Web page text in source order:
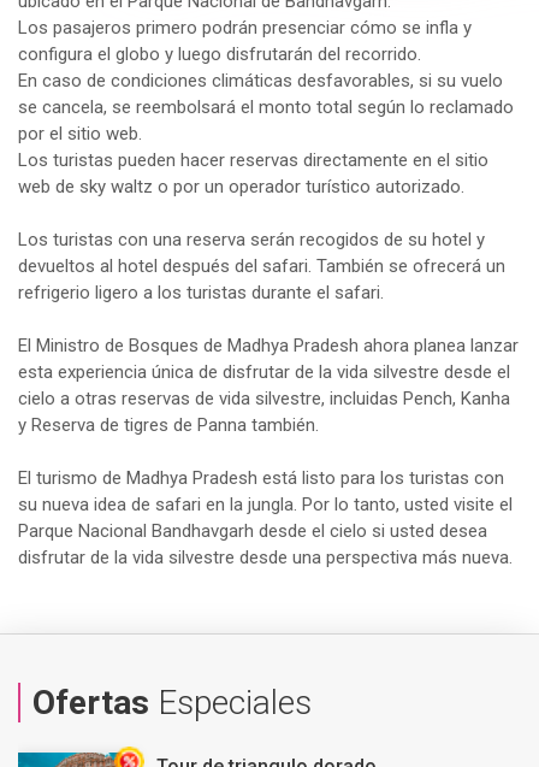
Los pasajeros primero podrán presenciar cómo se infla y
configura el globo y luego disfrutarán del recorrido.
En caso de condiciones climáticas desfavorables, si su vuelo
se cancela, se reembolsará el monto total según lo reclamado
por el sitio web.
Los turistas pueden hacer reservas directamente en el sitio
web de sky waltz o por un operador turístico autorizado.
Los turistas con una reserva serán recogidos de su hotel y
devueltos al hotel después del safari. También se ofrecerá un
refrigerio ligero a los turistas durante el safari.
El Ministro de Bosques de Madhya Pradesh ahora planea lanzar
esta experiencia única de disfrutar de la vida silvestre desde el
cielo a otras reservas de vida silvestre, incluidas Pench, Kanha
y Reserva de tigres de Panna también.
El turismo de Madhya Pradesh está listo para los turistas con
su nueva idea de safari en la jungla. Por lo tanto, usted visite el
Parque Nacional Bandhavgarh desde el cielo si usted desea
disfrutar de la vida silvestre desde una perspectiva más nueva.
Ofertas Especiales